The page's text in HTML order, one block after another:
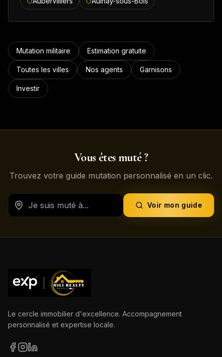
Mutation militaire Estimation gratuite
Toutes les villes Nos agents Garnisons
Investir
Vous êtes muté ?
Trouvez votre guide mutation personnalisé en un clic.
Voir mon guide
Le cercle immobilier d'excellence. Accompagnement
personnalisé et expertise locale.